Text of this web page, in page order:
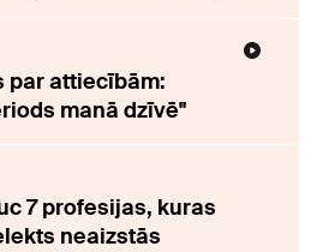
par attiecībām:
manā dzīvē"
7 profesijas, kuras
neaizstās